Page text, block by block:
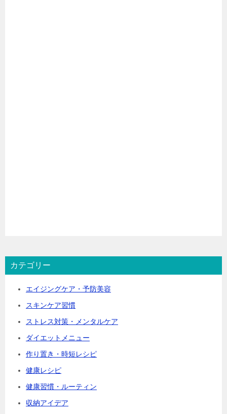
カテゴリー
エイジングケア・予防美容
スキンケア習慣
ストレス対策・メンタルケア
ダイエットメニュー
作り置き・時短レシピ
健康レシピ
健康習慣・ルーティン
収納アイデア